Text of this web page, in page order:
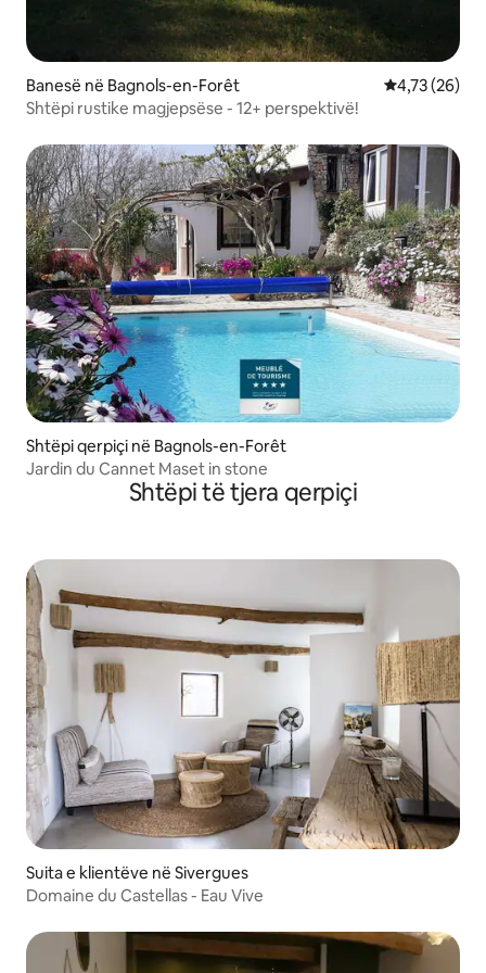
Banesë në Bagnols-en-Forêt Vlerësimi
4,73 (26)
Shtëpi rustike magjepsëse - 12+ perspektivë!
Shtëpi qerpiçi në Bagnols-en-Forêt
Jardin du Cannet Maset in stone
Shtëpi të tjera qerpiçi
Suita e klientëve në Sivergues
Domaine du Castellas - Eau Vive